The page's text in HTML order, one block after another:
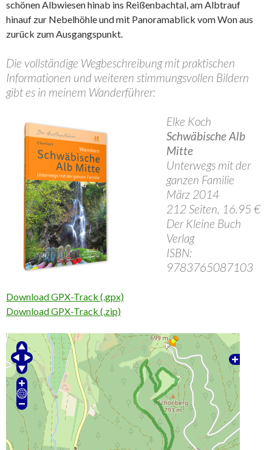
schönen Albwiesen hinab ins Reißenbachtal, am Albtrauf
hinauf zur Nebelhöhle und mit Panoramablick vom Won aus
zurück zum Ausgangspunkt.
Die vollständige Wegbeschreibung mit praktischen
Informationen und weiteren stimmungsvollen Bildern
gibt es in meinem Wanderführer:
Elke Koch
Schwäbische Alb
Mitte
Unterwegs mit der
ganzen Familie
März 2014
212 Seiten, 16.95 €
Der Kleine Buch
Verlag
ISBN:
9783765087103
Download GPX-Track (.gpx)
Download GPX-Track (.zip)